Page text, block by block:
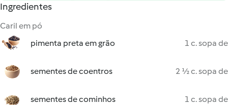
Ingredientes
Caril em pó
pimenta preta em grão
1 c. sopa de
sementes de coentros 2 ½ c. sopa de
sementes de cominhos 1 c. sopa de